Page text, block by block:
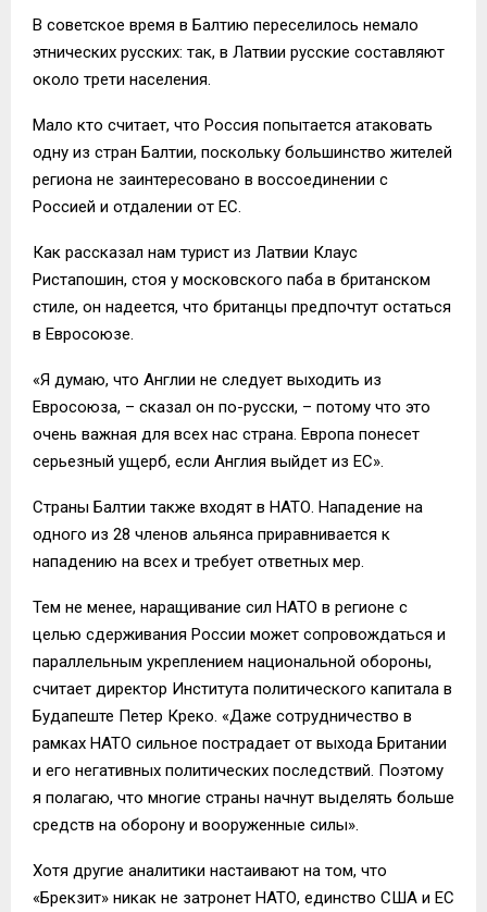
В советское время в Балтию переселилось немало
этнических русских: так, в Латвии русские составляют
около трети населения.
Мало кто считает, что Россия попытается атаковать
одну из стран Балтии, поскольку большинство жителей
региона не заинтересовано в воссоединении с
Россией и отдалении от ЕС.
Как рассказал нам турист из Латвии Клаус
Ристапошин, стоя у московского паба в британском
стиле, он надеется, что британцы предпочтут остаться
в Евросоюзе.
«Я думаю, что Англии не следует выходить из
Евросоюза, – сказал он по-русски, – потому что это
очень важная для всех нас страна. Европа понесет
серьезный ущерб, если Англия выйдет из ЕС».
Страны Балтии также входят в НАТО. Нападение на
одного из 28 членов альянса приравнивается к
нападению на всех и требует ответных мер.
Тем не менее, наращивание сил НАТО в регионе с
целью сдерживания России может сопровождаться и
параллельным укреплением национальной обороны,
считает директор Института политического капитала в
Будапеште Петер Креко. «Даже сотрудничество в
рамках НАТО сильное пострадает от выхода Британии
и его негативных политических последствий. Поэтому
я полагаю, что многие страны начнут выделять больше
средств на оборону и вооруженные силы».
Хотя другие аналитики настаивают на том, что
«Брекзит» никак не затронет НАТО, единство США и ЕС